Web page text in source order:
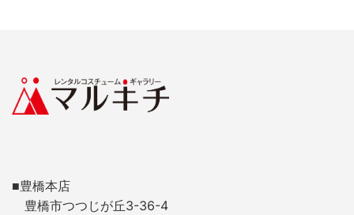
■豊橋本店
豊橋市つつじが丘3-36-4